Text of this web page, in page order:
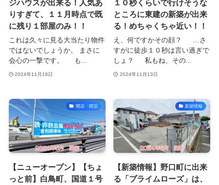
ジハウスが出来る！人気あ
りすぎて、１１月時点で既
に残り１部屋のみ！！
これは久々に見る大当たり物件
ではないでしょうか。 まさに
会心の一撃です。 も...
2024年11月18日
１０秒くらいで行けそうな
ところに東建の新築が出来
る！めちゃくちゃ近い！！
え、何ですかその顔？ …さ
すがに徒歩１０秒は言い過ぎで
しょ？ 私もね、その...
2024年11月13日
開店・閉店
【ニューオープン】【ちょ
っと前】白鳥町、国道１号
新築情報
【新築情報】野口町に出来
る「プライムローズ」は、